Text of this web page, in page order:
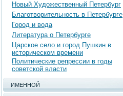
Новый Художественный Петербург
Благотворительность в Петербурге
Город и вода
Литература о Петербурге
Царское село и город Пушкин в
историческом времени
Политические репрессии в годы
советской власти
ИМЕННОЙ